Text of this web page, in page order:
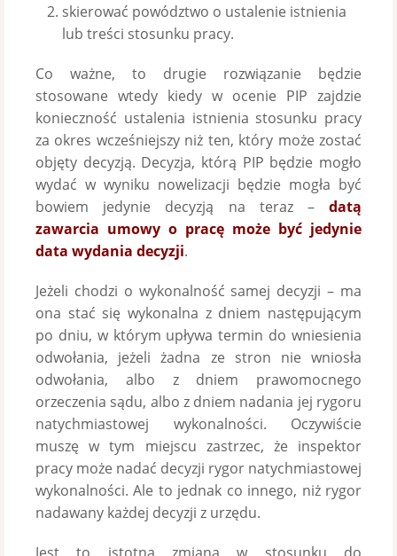
skierować powództwo o ustalenie istnienia
lub treści stosunku pracy.
Co ważne, to drugie rozwiązanie będzie
stosowane wtedy kiedy w ocenie PIP zajdzie
konieczność ustalenia istnienia stosunku pracy
za okres wcześniejszy niż ten, który może zostać
objęty decyzją. Decyzja, którą PIP będzie mogło
wydać w wyniku nowelizacji będzie mogła być
bowiem jedynie decyzją na teraz – datą
zawarcia umowy o pracę może być jedynie
data wydania decyzji.
Jeżeli chodzi o wykonalność samej decyzji – ma
ona stać się wykonalna z dniem następującym
po dniu, w którym upływa termin do wniesienia
odwołania, jeżeli żadna ze stron nie wniosła
odwołania, albo z dniem prawomocnego
orzeczenia sądu, albo z dniem nadania jej rygoru
natychmiastowej wykonalności. Oczywiście
muszę w tym miejscu zastrzec, że inspektor
pracy może nadać decyzji rygor natychmiastowej
wykonalności. Ale to jednak co innego, niż rygor
nadawany każdej decyzji z urzędu.